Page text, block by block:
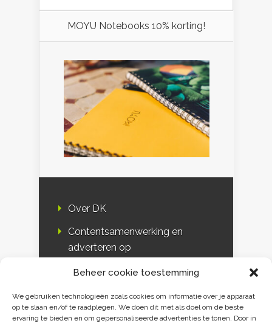
Beheer cookie toestemming
We gebruiken technologieën zoals cookies om informatie over je apparaat
op te slaan en/of te raadplegen. We doen dit met als doel om de beste
ervaring te bieden en om gepersonaliseerde advertenties te tonen. Door in
MOYU Notebooks 10% korting!
Over DK
Contentsamenwerking en
adverteren op
DK & media